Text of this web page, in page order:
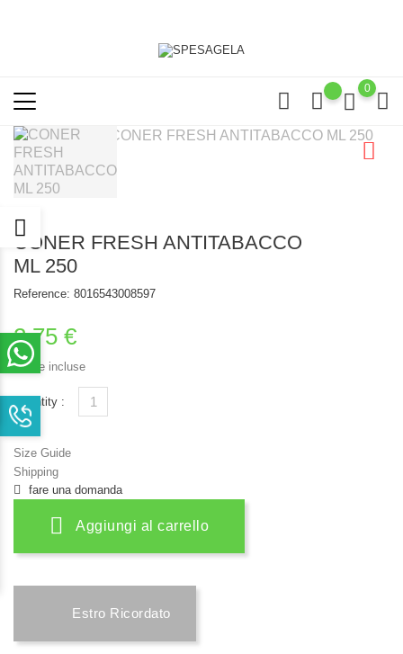
0
CONER FRESH ANTITABACCO
ML 250
Reference: 8016543008597
2,75 €
Tasse incluse
Quantity :
Size Guide
Shipping
fare una domanda
Aggiungi al carrello
Estro Ricordato